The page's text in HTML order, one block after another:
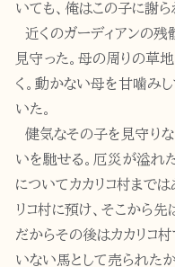
いても、俺はこの子に謝ら
近くのガーディアンの
見守った。母の周りの草
く。動かない母を甘噛み
いた。
健気なその子を見守り
いを馳せる。厄災が溢れ
についてカカリコ村まで
リコ村に預け、そこから
だからその後はカカリコ
いない馬として売られた